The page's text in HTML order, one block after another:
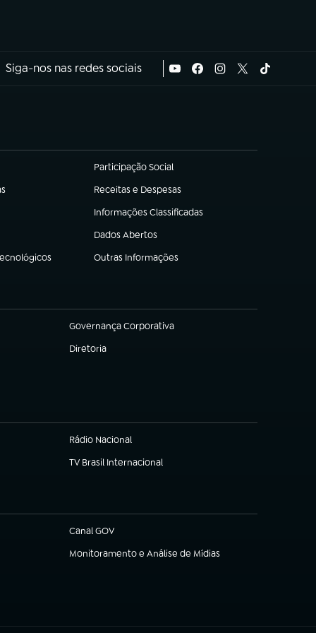
Siga-nos nas redes sociais
Participação Social
(abre em nova aba)
Receitas e Despesas
(abre em nova aba)
Informações Classificadas
(abre em nova aba)
Dados Abertos
(abre em nova aba)
Outras Informações
(abre em nova aba)
Governança Corporativa
(abre em nova aba)
Diretoria
(abre em nova aba)
Rádio Nacional
TV Brasil Internacional
(abre em nova aba)
Canal GOV
(abre em nova aba)
Monitoramento e Análise de Mídias
(abre em nova aba)